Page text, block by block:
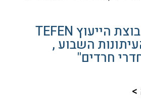
הסקר של קבוצת הייעוץ TEFEN
השבוע ,
חרדים"